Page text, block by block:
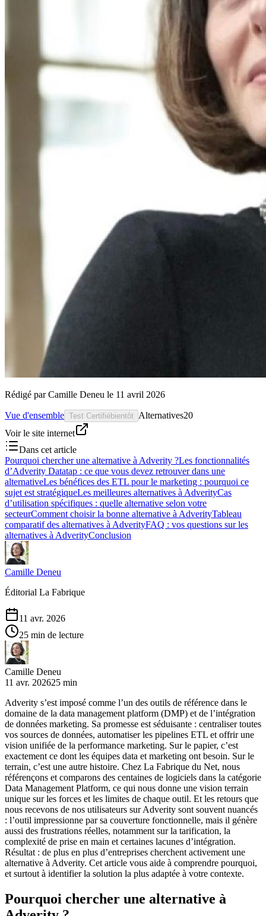
Rédigé par Camille Deneu le 11 avril 2026
Vue d'ensemble Test Certifiébientôt Alternatives20
Voir le site internet
Dans cet article
Pourquoi chercher une alternative à Adverity ?Les fonctionnalités
d’Adverity Datatap : ce que vous devez retrouver dans une
alternativeLes bénéfices des ETL pour le marketing : pourquoi ce
sujet est stratégiqueLes meilleures alternatives à AdverityCas
d’utilisation spécifiques : quelle alternative selon votre
secteurComment choisir la bonne alternative à AdverityTableau
comparatif des alternatives à AdverityFAQ : vos questions sur les
alternatives à AdverityConclusion
Camille Deneu
Éditorial La Fabrique
11 avr. 2026
25 min de lecture
Camille Deneu
11 avr. 202625 min
Adverity s’est imposé comme l’un des outils de référence dans le
domaine de la data management platform (DMP) et de l’intégration
de données marketing. Sa promesse est séduisante : centraliser toutes
vos sources de données, automatiser les pipelines ETL et offrir une
vision unifiée de la performance marketing. Sur le papier, c’est
exactement ce dont les équipes data et marketing ont besoin. Sur le
terrain, c’est une autre histoire. Chez La Fabrique du Net, nous
référençons et comparons des centaines de logiciels dans la catégorie
Data Management Platform, ce qui nous donne une vision terrain
unique sur les forces et les limites de chaque outil. Et les retours que
nous recevons de nos utilisateurs sur Adverity sont souvent nuancés
: l’outil impressionne par sa couverture fonctionnelle, mais il génère
aussi des frustrations réelles, notamment sur la tarification, la
complexité de prise en main et certaines lacunes d’intégration.
Résultat : de plus en plus d’entreprises cherchent activement une
alternative à Adverity. Cet article vous aide à comprendre pourquoi,
et surtout à identifier la solution la plus adaptée à votre contexte.
Pourquoi chercher une alternative à